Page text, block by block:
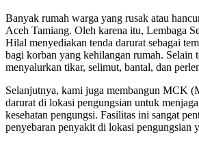
Banyak rumah warga yang rusak atau
Aceh Tamiang. Oleh karena itu, Lembaga
Hilal menyediakan tenda darurat sebagai
bagi korban yang kehilangan rumah. Selain
menyalurkan tikar, selimut, bantal, dan
Selanjutnya, kami juga membangun MCK
darurat di lokasi pengungsian untuk
kesehatan pengungsi. Fasilitas ini sangat
penyebaran penyakit di lokasi pengungsian